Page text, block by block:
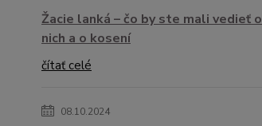
Žacie lanká – čo by ste mali vedieť o
nich a o kosení
čítať celé
08.10.2024